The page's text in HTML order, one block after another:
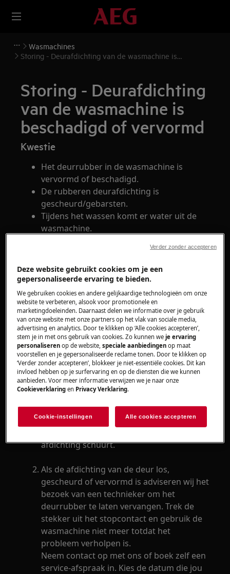
Wasmachines
Storing - Deurafdichting van de wasmachine is
Storing - Deurafdichting
van de wasmachine is
beschadigd of vervormd
Kwestie
Het deurrubber in de wasmachine is
vervormd of beschadigd.
De rubberen deurafdichting is
gescheurd/gebarsten.
Tijdens het wassen komt er water uit de
wasmachine.
Heeft betrekking op
Wasmachine
Oplossing
Een vervormde of gescheurde
deurafdichting kan worden veroorzaakt
door overbelasting van de wasmachine of
door wasgoed dat klem komt te zitten
tussen de deur en de afdichting.
Het deurrubber kan scheuren, wanneer
een scherp onderdeel van de kleding, zoals
afdichting schuurt.
Als de afdichting van de deur los,
gescheurd of vervormd is adviseren wij het
bezoek van een technieker om het
deurrubber te laten vervangen. Trek de
stekker uit het stopcontact en gebruik de
wasmachine niet meer totdat het
probleem verholpen is.
Neem contact op met ons of boek zelf een
service-afspraak in. Kies de datum die jou
Deze website gebruikt cookies om je een
gepersonaliseerde ervaring te bieden.
We gebruiken cookies en andere gelijkaardige technologieën om onze
website te verbeteren, alsook voor promotionele en
marketingdoeleinden. Daarnaast delen we informatie over je gebruik
van onze website met onze partners op het vlak van sociale media,
advertising en analytics. Door te klikken op ‘Alle cookies accepteren’,
stem je in met ons gebruik van cookies. Zo kunnen weje ervaring
personaliseren op de website,speciale aanbiedingen op maat
voorstellen en je gepersonaliseerde reclame tonen. Door te klikken op
‘Verder zonder accepteren’, blokkeer je niet-essentiële cookies. Dit kan
invloed hebben op je surfervaring en op de diensten die we kunnen
aanbieden. Voor meer informatie verwijzen we je naar onze
Cookieverklaring en Privacy Verklaring.
Cookie-instellingen Alle cookies accepteren
Verder zonder accepteren